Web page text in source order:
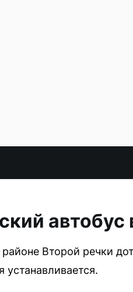
автобус
Второй речки
устанавливается.